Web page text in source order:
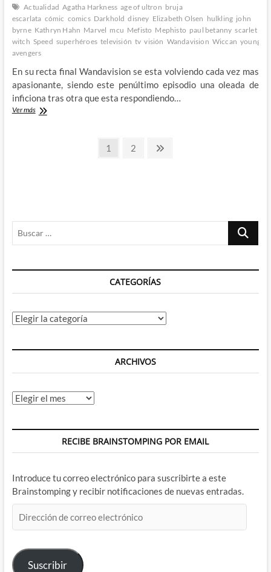
Actualidad Agatha Harkness age of ultron bruja
escarlata cómic comics Darkhold disney Elizabeth Olsen hulkling john
byrne Kathryn Hahn Marvel mcu Mefisto Mephisto paul betanny scarlet
witch Speed superhéroes televisión tv visión Wandavision Wiccan young
avengers
En su recta final Wandavision se esta volviendo cada vez mas
apasionante, siendo este penúltimo episodio una oleada de
inficiona tras otra que esta respondiendo…
Ver másAnalizando
Página
1 Página
2
Buscar
CATEGORÍAS
Categorías
ARCHIVOS
Archivos
RECIBE BRAINSTOMPING POR EMAIL
Introduce tu correo electrónico para suscribirte a este
Brainstomping y recibir notificaciones de nuevas entradas.
de
electrónico
Suscribir